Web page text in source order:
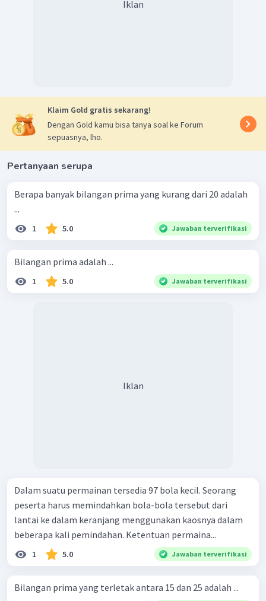
Jadi, jawaban yang tepat adalah A.
Iklan
Klaim Gold gratis sekarang!
Dengan Gold kamu bisa tanya soal ke Forum
sepuasnya, lho.
Pertanyaan serupa
Berapa banyak bilangan prima yang kurang dari 20 adalah
...
1 5.0 Jawaban terverifikasi
Bilangan prima adalah ...
1 5.0 Jawaban terverifikasi
Iklan
Dalam suatu permainan tersedia 97 bola kecil. Seorang
peserta harus memindahkan bola-bola tersebut dari
lantai ke dalam keranjang menggunakan kaosnya dalam
beberapa kali pemindahan. Ketentuan permaina...
1 5.0 Jawaban terverifikasi
Bilangan prima yang terletak antara 15 dan 25 adalah ...